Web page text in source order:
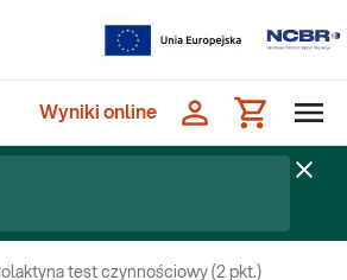
Wyniki online
test czynnościowy (2 pkt.)